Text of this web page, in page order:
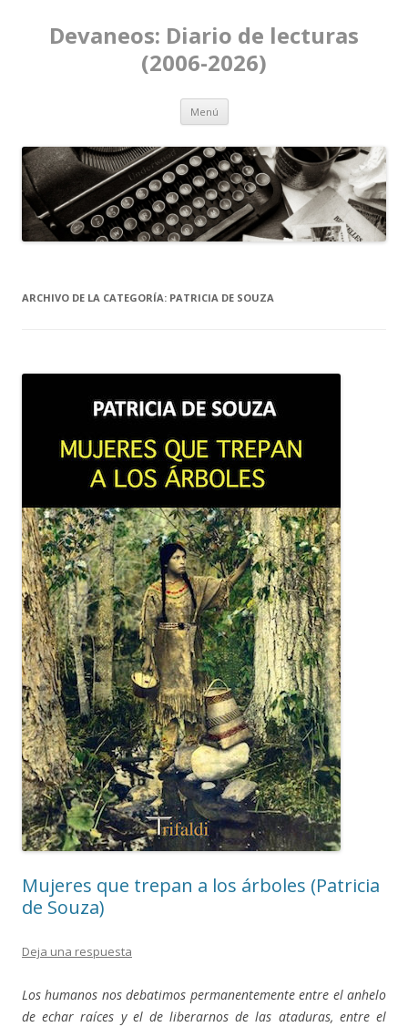
Devaneos: Diario de lecturas
(2006-2026)
Menú Ir al contenido
ARCHIVO DE LA CATEGORÍA: PATRICIA DE SOUZA
Mujeres que trepan a los árboles (Patricia
de Souza)
Deja una respuesta
Los humanos nos debatimos permanentemente entre el anhelo
de echar raíces y el de liberarnos de las ataduras, entre el